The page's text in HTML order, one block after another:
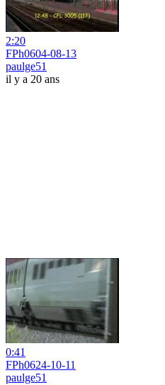
2:20
FPh0604-08-13
paulge51
il y a 20 ans
0:41
FPh0624-10-11
paulge51